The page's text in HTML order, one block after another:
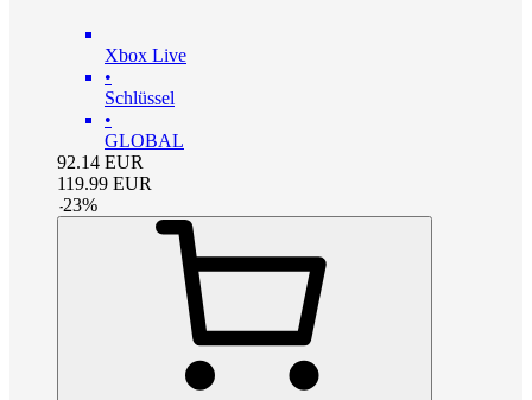
Xbox Live
•
Schlüssel
•
GLOBAL
92.14 EUR
119.99 EUR
-23%